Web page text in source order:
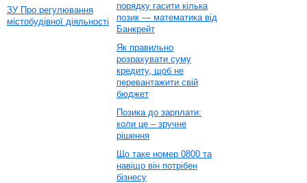
ЗУ Про регулювання
містобудівної діяльності
порядку гасити кілька
позик — математика від
Банкрейт
Як правильно
розрахувати суму
кредиту, щоб не
перевантажити свій
бюджет
Позика до зарплати:
коли це – зручне
рішення
Що таке номер 0800 та
навіщо він потрібен
бізнесу